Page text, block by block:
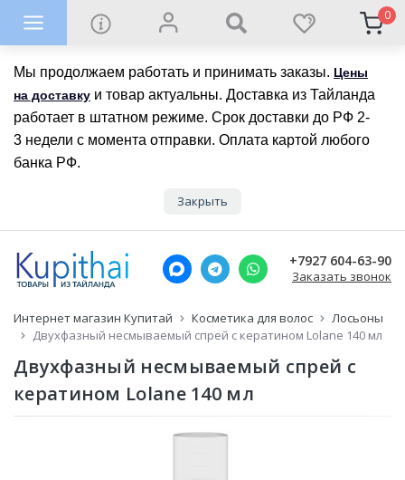
Мы продолжаем работать и принимать заказы. Цены
на доставку и товар актуальны. Доставка из Тайланда
работает в штатном режиме. Срок доставки до РФ 2-
3 недели с момента отправки. Оплата картой любого
банка РФ.
Закрыть
0
+7927 604-63-90
Заказать звонок
Интернет магазин Купитай Косметика для волос
Лосьоны
Двухфазный несмываемый спрей с кератином Lolane 140 мл
Двухфазный несмываемый спрей с
кератином Lolane 140 мл